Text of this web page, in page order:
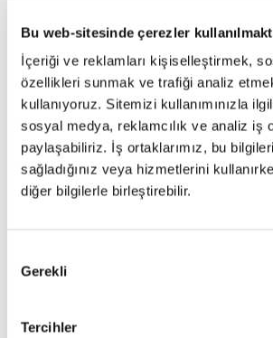
Bu web-sitesinde çerezler
İçeriği ve reklamları kişiselleştirmek,
özellikleri sunmak ve trafiği analiz
kullanıyoruz. Sitemizi kullanımınızla
sosyal medya, reklamcılık ve analiz iş
paylaşabiliriz. İş ortaklarımız, bu
sağladığınız veya hizmetlerini
diğer bilgilerle birleştirebilir.
Seçimi
Gerekli
Tercihler
VOGUE AWARD 2022